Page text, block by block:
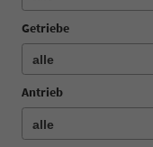
Getriebe
Antrieb